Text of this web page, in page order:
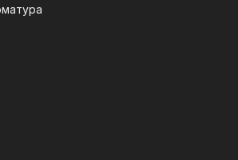
из
запуск
(пуско-наладочные